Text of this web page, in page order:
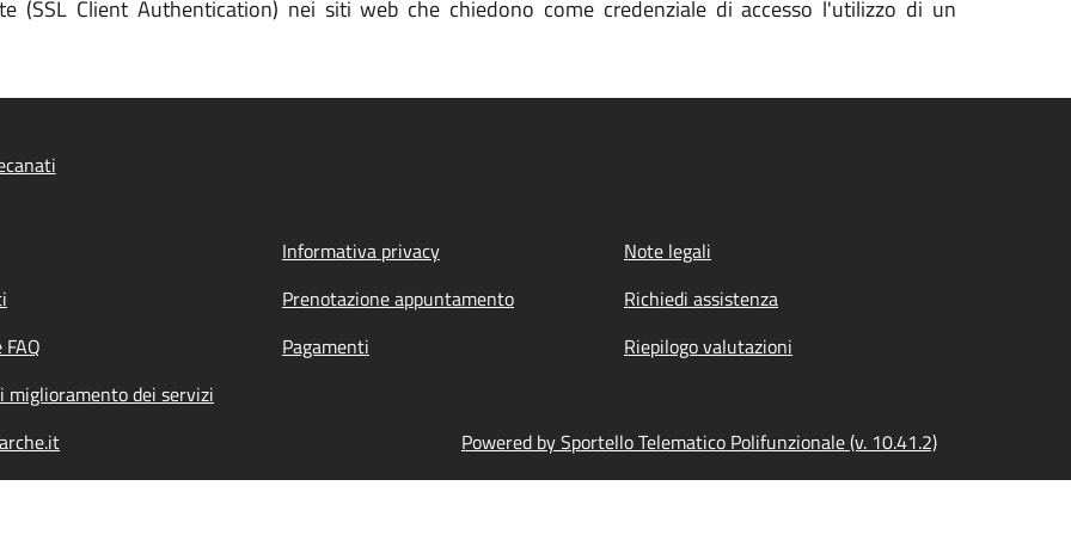
(SSL Client Authentication) nei siti web che chiedono come credenziale di accesso l'utilizzo di un
Informativa privacy
Note legali
Prenotazione appuntamento
Richiedi assistenza
Pagamenti
Riepilogo valutazioni
miglioramento dei servizi
Powered by Sportello Telematico Polifunzionale (v. 10.41.2)